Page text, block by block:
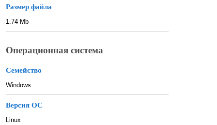
Размер файла
1.74 Mb
Операционная система
Семейство
Windows
Версия ОС
Linux